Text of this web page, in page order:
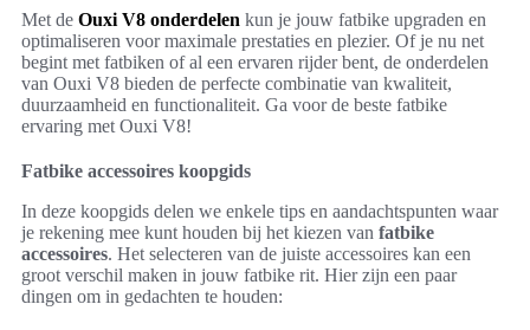
Met de Ouxi V8 onderdelen kun je jouw fatbike upgraden en
optimaliseren voor maximale prestaties en plezier. Of je nu net
begint met fatbiken of al een ervaren rijder bent, de onderdelen
van Ouxi V8 bieden de perfecte combinatie van kwaliteit,
duurzaamheid en functionaliteit. Ga voor de beste fatbike
ervaring met Ouxi V8!
Fatbike accessoires koopgids
In deze koopgids delen we enkele tips en aandachtspunten waar
je rekening mee kunt houden bij het kiezen van fatbike
accessoires. Het selecteren van de juiste accessoires kan een
groot verschil maken in jouw fatbike rit. Hier zijn een paar
dingen om in gedachten te houden: